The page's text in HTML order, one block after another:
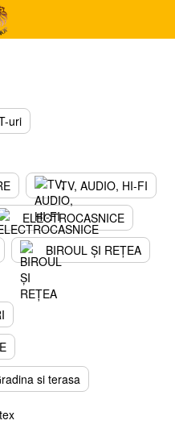
uri
TV, AUDIO, HI-FI
ELECTROCASNICE
BIROUL ȘI REȚEA
si terasa